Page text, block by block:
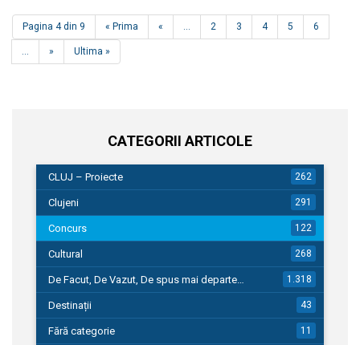
Pagina 4 din 9 « Prima « 2 3 4 5 6
» Ultima »
CATEGORII ARTICOLE
CLUJ – Proiecte 262
Clujeni 291
Concurs 122
Cultural 268
De Facut, De Vazut, De spus mai departe… 1.318
Destinații 43
Fără categorie 11